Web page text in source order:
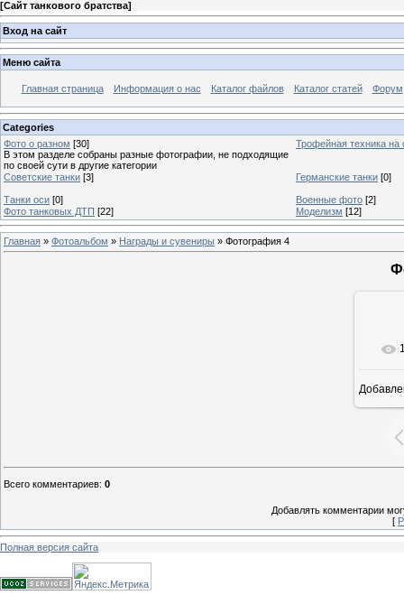
[Сайт танкового братства]
Вход на сайт
Меню сайта
Главная страница Информация о нас Каталог файлов Каталог статей Форум
Categories
Фото о разном [30]
В этом разделе собраны разные фотографии, не подходящие
по своей сути в другие категории
Трофейная техника
Советские танки [3] Германские танки [0]
Танки оси [0] Военные фото [2]
Фото танковых ДТП [22] Моделизм [12]
Главная » Фотоальбом » Награды и сувениры » Фотография 4
Всего комментариев: 0
Добавлять комментарии
[
Полная версия сайта